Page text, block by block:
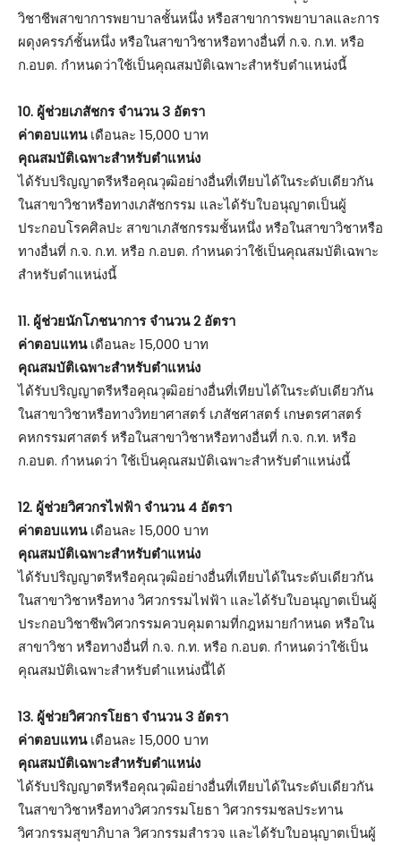
วิชาชีพสาขาการพยาบาลชั้นหนึ่ง หรือสาขาการพยาบาลและการ
ผดุงครรภ์ชั้นหนึ่ง หรือในสาขาวิชาหรือทางอื่นที่ ก.จ. ก.ท. หรือ
ก.อบต. กำหนดว่าใช้เป็นคุณสมบัติเฉพาะสำหรับตำแหน่งนี้
10. ผู้ช่วยเภสัชกร จำนวน 3 อัตรา
ค่าตอบแทนเดือนละ 15,000 บาท
คุณสมบัติเฉพาะสำหรับตำแหน่ง
ได้รับปริญญาตรีหรือคุณวุฒิอย่างอื่นที่เทียบได้ในระดับเดียวกัน
ในสาขาวิชาหรือทางเภสัชกรรม และได้รับใบอนุญาตเป็นผู้
ประกอบโรคศิลปะ สาขาเภสัชกรรมชั้นหนึ่ง หรือในสาขาวิชาหรือ
ทางอื่นที่ ก.จ. ก.ท. หรือ ก.อบต. กำหนดว่าใช้เป็นคุณสมบัติเฉพาะ
สำหรับตำแหน่งนี้
11. ผู้ช่วยนักโภชนาการ จำนวน 2 อัตรา
ค่าตอบแทนเดือนละ 15,000 บาท
คุณสมบัติเฉพาะสำหรับตำแหน่ง
ได้รับปริญญาตรีหรือคุณวุฒิอย่างอื่นที่เทียบได้ในระดับเดียวกัน
ในสาขาวิชาหรือทางวิทยาศาสตร์ เภสัชศาสตร์ เกษตรศาสตร์
คหกรรมศาสตร์ หรือในสาขาวิชาหรือทางอื่นที่ ก.จ. ก.ท. หรือ
ก.อบต. กำหนดว่า ใช้เป็นคุณสมบัติเฉพาะสำหรับตำแหน่งนี้
12. ผู้ช่วยวิศวกรไฟฟ้า จำนวน 4 อัตรา
ค่าตอบแทนเดือนละ 15,000 บาท
คุณสมบัติเฉพาะสำหรับตำแหน่ง
ได้รับปริญญาตรีหรือคุณวุฒิอย่างอื่นที่เทียบได้ในระดับเดียวกัน
ในสาขาวิชาหรือทาง วิศวกรรมไฟฟ้า และได้รับใบอนุญาตเป็นผู้
ประกอบวิชาชีพวิศวกรรมควบคุมตามที่กฎหมายกำหนด หรือใน
สาขาวิชา หรือทางอื่นที่ ก.จ. ก.ท. หรือ ก.อบต. กำหนดว่าใช้เป็น
คุณสมบัติเฉพาะสำหรับตำแหน่งนี้ได้
13. ผู้ช่วยวิศวกรโยธา จำนวน 3 อัตรา
ค่าตอบแทนเดือนละ 15,000 บาท
คุณสมบัติเฉพาะสำหรับตำแหน่ง
ได้รับปริญญาตรีหรือคุณวุฒิอย่างอื่นที่เทียบได้ในระดับเดียวกัน
ในสาขาวิชาหรือทางวิศวกรรมโยธา วิศวกรรมชลประทาน
วิศวกรรมสุขาภิบาล วิศวกรรมสำรวจ และได้รับใบอนุญาตเป็นผู้